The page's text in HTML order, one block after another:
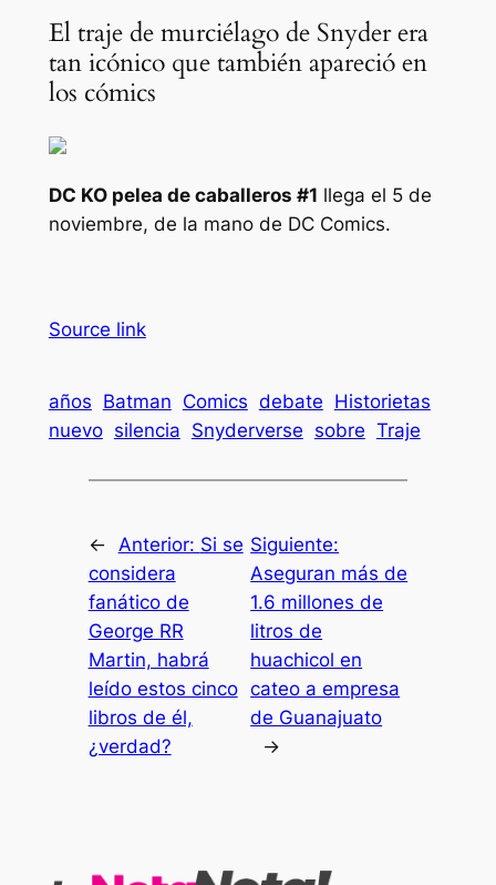
El traje de murciélago de Snyder era
tan icónico que también apareció en
los cómics
DC KO pelea de caballeros #1 llega el 5 de
noviembre, de la mano de DC Comics.
Source link
años Batman Comics debate Historietas
nuevo silencia Snyderverse sobre Traje
← Anterior: Si se
considera
fanático de
George RR
Martin, habrá
leído estos cinco
libros de él,
¿verdad?
Siguiente:
Aseguran más de
1.6 millones de
litros de
huachicol en
cateo a empresa
de Guanajuato
→